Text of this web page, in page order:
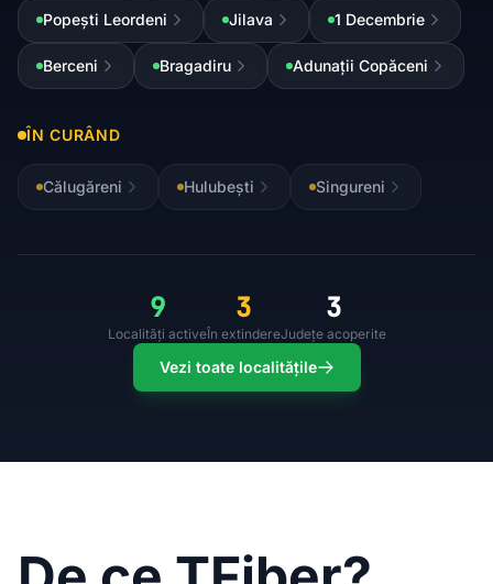
Popești Leordeni Jilava 1 Decembrie
Berceni Bragadiru Adunații Copăceni
ÎN CURÂND
Călugăreni Hulubești Singureni
9
Localități active
3
În extindere
3
Județe acoperite
Vezi toate localitățile